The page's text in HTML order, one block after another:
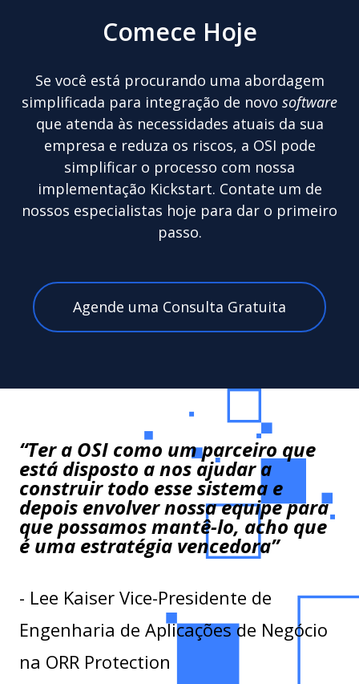
Comece Hoje
Se você está procurando uma abordagem
simplificada para integração de novo software
que atenda às necessidades atuais da sua
empresa e reduza os riscos, a OSI pode
simplificar o processo com nossa
implementação Kickstart. Contate um de
nossos especialistas hoje para dar o primeiro
passo.
Agende uma Consulta Gratuita
“Ter a OSI como um parceiro que
está disposto a nos ajudar a
construir todo esse sistema e
depois envolver nossa equipe para
que possamos mantê-lo, acho que
é uma estratégia vencedora”
- Lee Kaiser Vice-Presidente de
Engenharia de Aplicações de Negócio
na ORR Protection